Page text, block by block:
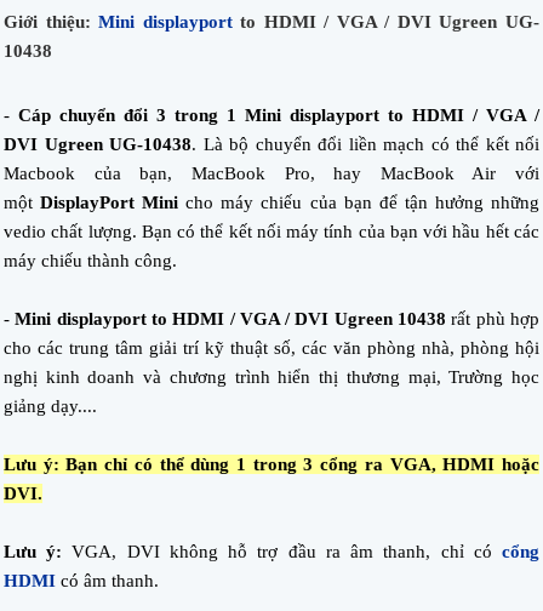
Giới thiệu:Mini displayportto HDMI / VGA / DVI Ugreen UG-
10438
- Cáp chuyển đổi 3 trong 1 Mini displayport to HDMI / VGA /
DVI Ugreen UG-10438. Là bộ chuyển đổi liền mạch có thể kết nối
Macbook của bạn, MacBook Pro, hay MacBook Air với
mộtDisplayPort Minicho máy chiếu của bạn để tận hưởng những
vedio chất lượng. Bạn có thể kết nối máy tính của bạn với hầu hết các
máy chiếu thành công.
-Mini displayport to HDMI / VGA / DVI Ugreen 10438 rất phù hợp
cho các trung tâm giải trí kỹ thuật số, các văn phòng nhà, phòng hội
nghị kinh doanh và chương trình hiển thị thương mại, Trường học
giảng dạy....
Lưu ý: Bạn chỉ có thể dùng 1 trong 3 cổng ra VGA, HDMI hoặc
DVI.
Lưu ý:VGA, DVI không hỗ trợ đầu ra âm thanh, chỉ cócổng
HDMI có âm thanh.